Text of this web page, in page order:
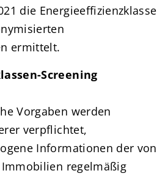
die Energieeffizienzklasse
ermittelt.
Screening
Vorgaben werden
verpflichtet,
Informationen der von
regelmäßig